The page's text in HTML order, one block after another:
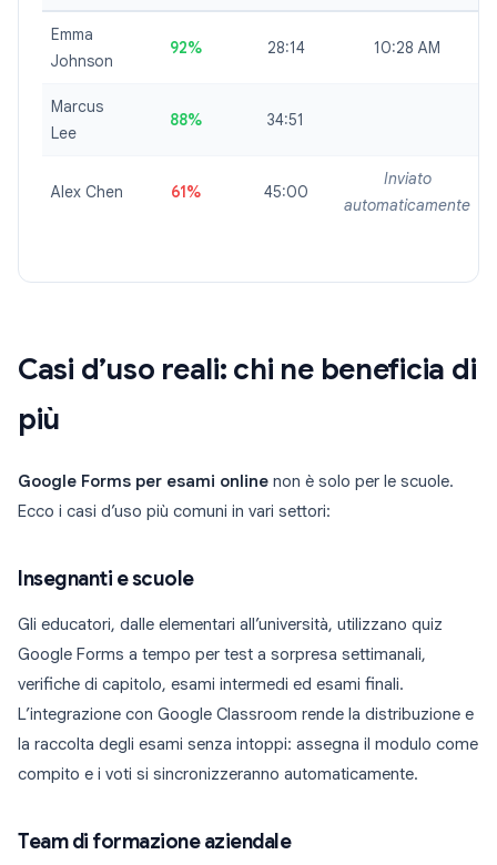
Emma
Johnson
92% 28:14 10:28 AM
Marcus
Lee
88% 34:51
Alex Chen 61% 45:00
Inviato
automaticamente
Casi d’uso reali: chi ne beneficia di
più
Google Forms per esami online non è solo per le scuole.
Ecco i casi d’uso più comuni in vari settori:
Insegnanti e scuole
Gli educatori, dalle elementari all’università, utilizzano quiz
Google Forms a tempo per test a sorpresa settimanali,
verifiche di capitolo, esami intermedi ed esami finali.
L’integrazione con Google Classroom rende la distribuzione e
la raccolta degli esami senza intoppi: assegna il modulo come
compito e i voti si sincronizzeranno automaticamente.
Team di formazione aziendale